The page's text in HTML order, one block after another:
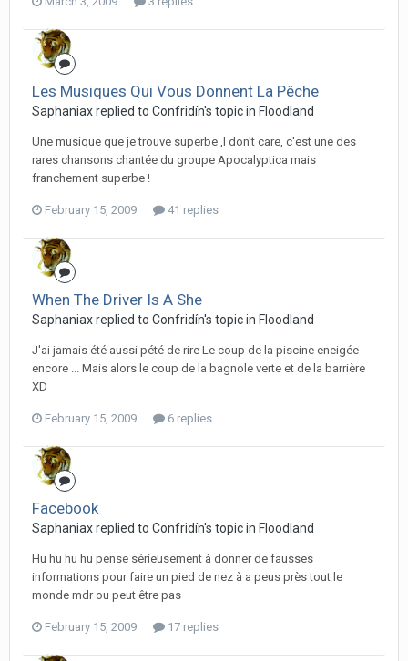
Les Musiques Qui Vous Donnent La Pêche
Saphaniax replied to Confridín's topic in Floodland
Une musique que je trouve superbe ,I don't care, c'est une des
rares chansons chantée du groupe Apocalyptica mais
franchement superbe !
February 15, 2009 41 replies
When The Driver Is A She
Saphaniax replied to Confridín's topic in Floodland
J'ai jamais été aussi pété de rire Le coup de la piscine eneigée
encore ... Mais alors le coup de la bagnole verte et de la barrière
XD
February 15, 2009 6 replies
Facebook
Saphaniax replied to Confridín's topic in Floodland
Hu hu hu hu pense sérieusement à donner de fausses
informations pour faire un pied de nez à a peus près tout le
monde mdr ou peut être pas
February 15, 2009 17 replies